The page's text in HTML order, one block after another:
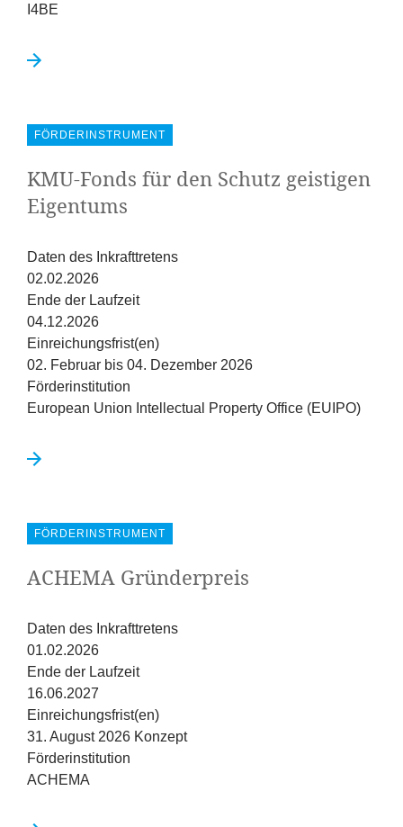
I4BE
FÖRDERINSTRUMENT
KMU-Fonds für den Schutz geistigen
Eigentums
Daten des Inkrafttretens
02.02.2026
Ende der Laufzeit
04.12.2026
Einreichungsfrist(en)
02. Februar bis 04. Dezember 2026
Förderinstitution
European Union Intellectual Property Office (EUIPO)
FÖRDERINSTRUMENT
ACHEMA Gründerpreis
Daten des Inkrafttretens
01.02.2026
Ende der Laufzeit
16.06.2027
Einreichungsfrist(en)
31. August 2026 Konzept
Förderinstitution
ACHEMA